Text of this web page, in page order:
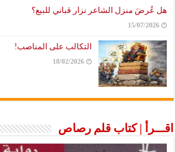
هل عُرضَ منزل الشاعر نزار قباني للبيع؟
15/07/2026
التكالب على المناصب!
18/02/2026
اقـــرأ | كتاب قلم رصاص